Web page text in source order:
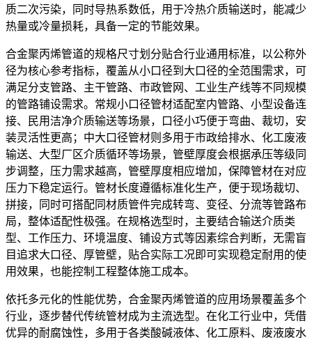
质二次污染，同时导热系数低，用于冷热介质输送时，能减少
热量或冷量损耗，具备一定的节能效果。
合金聚丙烯管道的规格尺寸划分贴合行业通用标准，以公称外
径为核心参考指标，覆盖从小口径到大口径的全范围需求，可
满足分支管路、主干管路、市政管网、工业生产线等不同规模
的管路铺设需求。常规小口径管材适配室内管路、小型设备连
接、民用洁净介质输送等场景，口径小巧便于弯曲、裁切，安
装灵活性更高；中大口径管材则多用于市政给排水、化工废液
输送、大型厂区介质循环等场景，管壁厚度会根据承压等级同
步调整，压力需求越高，管壁厚度相应增加，保障管材在对应
压力下稳定运行。管材长度遵循标准化生产，便于现场裁切、
拼接，同时可搭配同材质管件完成转弯、变径、分流等管路布
局，整体适配性极强。在规格选型时，主要结合输送介质类
型、工作压力、环境温度、铺设方式等因素综合判断，无需盲
目追求大口径、厚管壁，贴合实际工况即可实现稳定耐用的使
用效果，也能控制工程整体施工成本。
依托多元化的性能优势，合金聚丙烯管道的应用场景覆盖多个
行业，逐步替代传统管材成为主流选型。在化工行业中，凭借
优异的耐腐蚀性，多用于各类酸碱液体、化工原料、废液废水